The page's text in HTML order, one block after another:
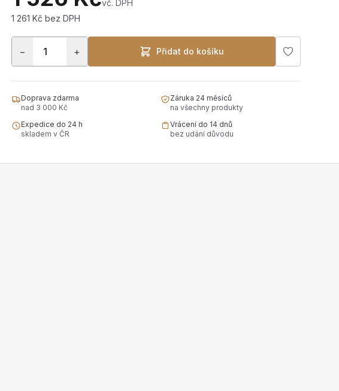
vč. DPH
1 261 Kč bez DPH
− + Přidat do košíku
Doprava zdarma
nad 3 000 Kč
Záruka 24 měsíců
na všechny produkty
Expedice do 24 h
skladem v ČR
Vrácení do 14 dnů
bez udání důvodu